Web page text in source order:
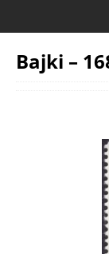
Bajki –